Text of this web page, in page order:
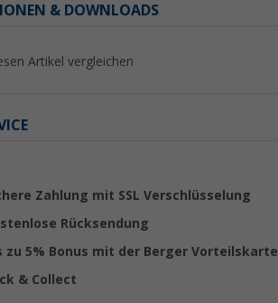
& DOWNLOADS
Artikel vergleichen
Zahlung mit SSL Verschlüsselung
Rücksendung
zu 5% Bonus mit der Berger Vorteilskarte
& Collect
(23)
4, €